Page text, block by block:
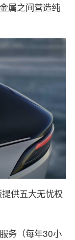
属之间营造纯
供五大无忧权
务（每年30小